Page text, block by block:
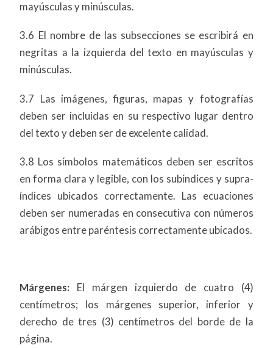
mayúsculas y minúsculas.
3.6 El nombre de las subsecciones se escribirá en
negritas a la izquierda del texto en mayúsculas y
minúsculas.
3.7 Las imágenes, figuras, mapas y fotografías
deben ser incluidas en su respectivo lugar dentro
del texto y deben ser de excelente calidad.
3.8 Los símbolos matemáticos deben ser escritos
en forma clara y legible, con los subíndices y supra-
índices ubicados correctamente. Las ecuaciones
deben ser numeradas en consecutiva con números
arábigos entre paréntesis correctamente ubicados.
Márgenes: El márgen izquierdo de cuatro (4)
centímetros; los márgenes superior, inferior y
derecho de tres (3) centímetros del borde de la
página.